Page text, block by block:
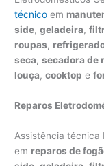
técnico em
side,geladeira,
roupas,
seca,secadora de
louça,cooktop e
Reparos
Assistência técnica
em reparos de